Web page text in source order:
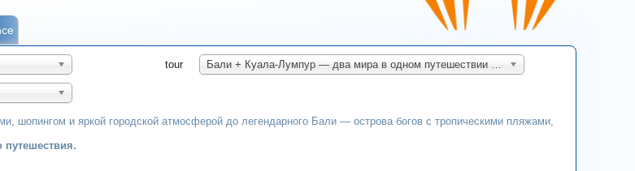
tour Бали + Куала-Лумпур — два мира в одном путешествии (а/к Batik Air)
шопингом и яркой городской атмосферой до легендарного Бали — острова богов с тропическими пляжами,
путешествия.